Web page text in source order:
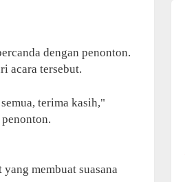
dengan penonton.
acara tersebut.
terima kasih,"
membuat suasana